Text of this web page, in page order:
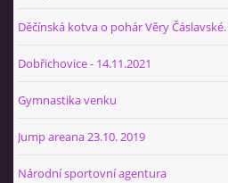
Děčínská kotva o pohár Věry
Dobřichovice - 14.11.2021
Gymnastika venku
Jump areana 23.10. 2019
Národní sportovní agentura